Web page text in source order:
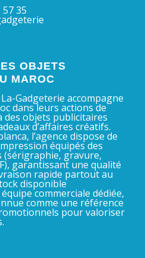
35
OBJETS
MAROC
Gadgeterie accompagne
dans leurs actions de
des objets publicitaires
d’affaires créatifs.
l’agence dispose de
équipés des
gravure,
garantissant une qualité
rapide partout au
disponible
commerciale dédiée,
comme une référence
pour valoriser